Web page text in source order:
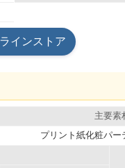
インストア
主要素
プリント紙化粧パー